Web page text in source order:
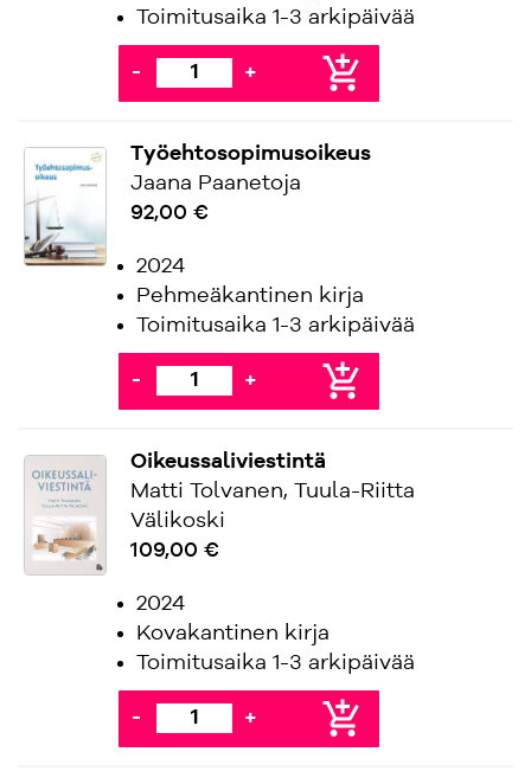
Toimitusaika 1-3 arkipäivää
- + add_shopping_cart
Työehtosopimusoikeus
Jaana Paanetoja
92,00 €
2024
Pehmeäkantinen kirja
Toimitusaika 1-3 arkipäivää
- + add_shopping_cart
Oikeussaliviestintä
Matti Tolvanen, Tuula-Riitta
Välikoski
109,00 €
2024
Kovakantinen kirja
Toimitusaika 1-3 arkipäivää
- + add_shopping_cart